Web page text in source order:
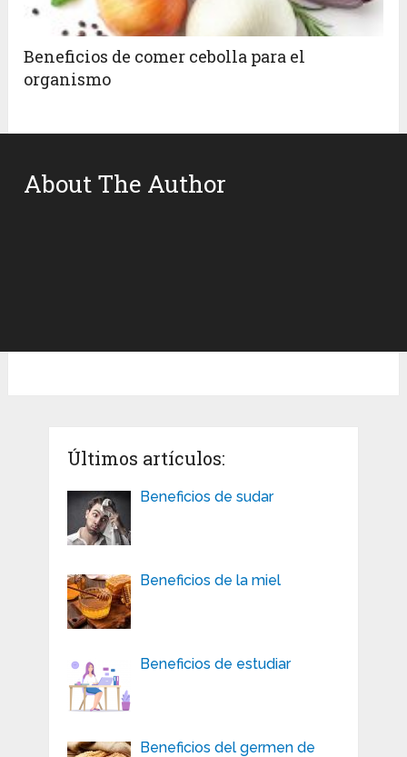
Beneficios de comer cebolla para el
organismo
About The Author
Últimos artículos:
Beneficios de sudar
Beneficios de la miel
Beneficios de estudiar
Beneficios del germen de